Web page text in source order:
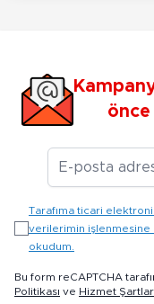
Tarafıma ticari
verilerimin işlenmesine
okudum.
Bu form reCAPTCHA
Politikası ve Hizmet